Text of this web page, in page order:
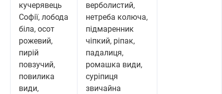
кучерявець
Cофії, лобода
біла, осот
рожевий,
пирій
повзучий,
повилика
види,
верболистий,
нетреба колюча,
підмаренник
чіпкий, ріпак,
падалиця,
ромашка види,
суріпиця
звичайна